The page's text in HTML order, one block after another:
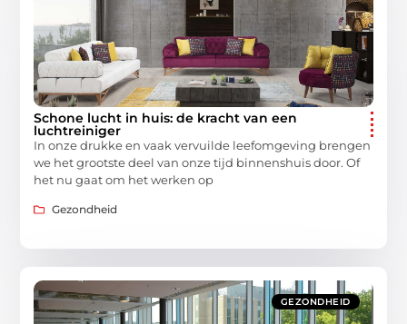
Schone lucht in huis: de kracht van een
luchtreiniger
In onze drukke en vaak vervuilde leefomgeving brengen
we het grootste deel van onze tijd binnenshuis door. Of
het nu gaat om het werken op
Gezondheid
GEZONDHEID